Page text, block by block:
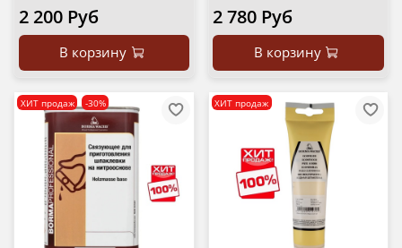
2 200 Руб
В корзину
2 780 Руб
В корзину
ХИТ продаж -30% ХИТ продаж